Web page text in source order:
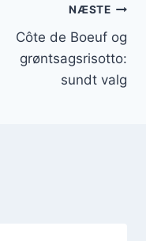
NÆSTE
Côte de Boeuf og
grøntsagsrisotto:
sundt valg